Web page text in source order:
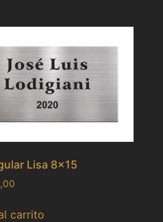
Lisa 8×15
carrito